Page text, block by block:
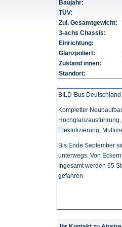
Baujahr:
TÜV:
Zul. Gesamtgewicht:
3-achs Chassis:
Einrichtung:
Glanzpoliert:
Zustand innen:
Standort:
BILD-Bus
Kompletter
Elektrifizierung,
Bis Ende September
unterwegs. Von
Ingesamt werden 65
gefahren